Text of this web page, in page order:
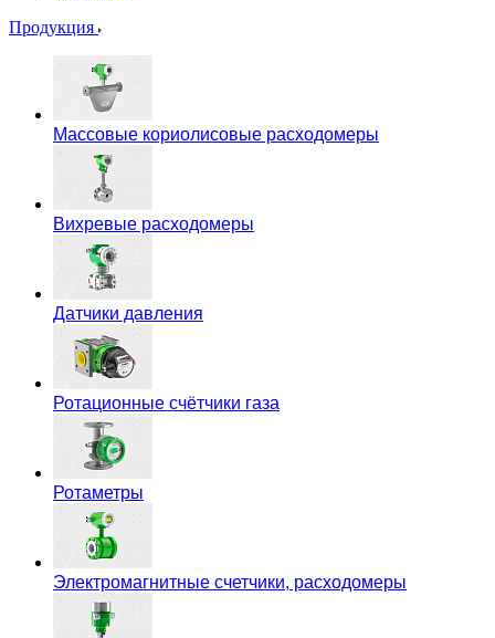
Продукция
Массовые кориолисовые расходомеры
Вихревые расходомеры
Датчики давления
Ротационные счётчики газа
Ротаметры
Электромагнитные счетчики, расходомеры